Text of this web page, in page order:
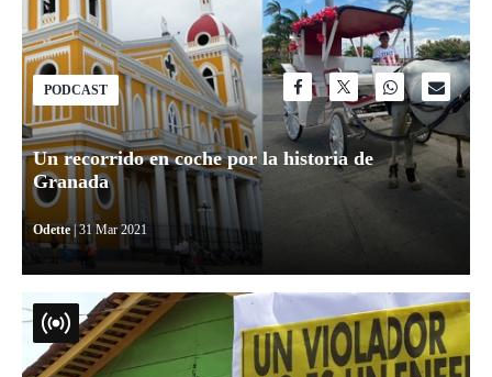
PODCAST
Un recorrido en coche por la historia de
Granada
Odette| 31 Mar 2021